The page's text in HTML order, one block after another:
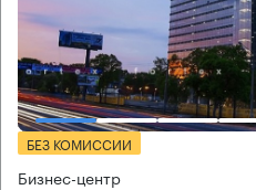
БЕЗ КОМИССИИ
Бизнес-центр